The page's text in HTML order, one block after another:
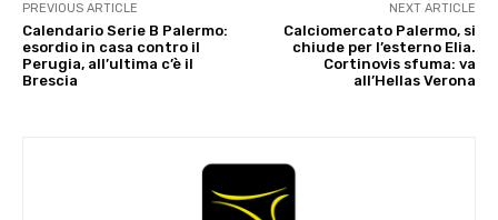
PREVIOUS ARTICLE
Calendario Serie B Palermo:
esordio in casa contro il
Perugia, all’ultima c’è il
Brescia
NEXT ARTICLE
Calciomercato Palermo, si
chiude per l’esterno Elia.
Cortinovis sfuma: va
all’Hellas Verona